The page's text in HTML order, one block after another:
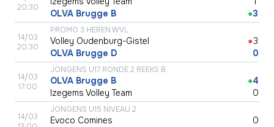
20:30
OLVA Brugge B
●3
14/03
20:30
PROMO 3 HEREN WVL
Volley Oudenburg-Gistel
OLVA Brugge D
●3
0
14/03
17:00
JONGENS U17 RONDE 2 REEKS B
OLVA Brugge B
Izegems Volley Team
●4
0
14/03
JONGENS U15 NIVEAU 2
Evoco Comines
0